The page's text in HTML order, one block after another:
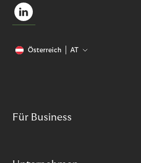
Österreich AT
Für Business